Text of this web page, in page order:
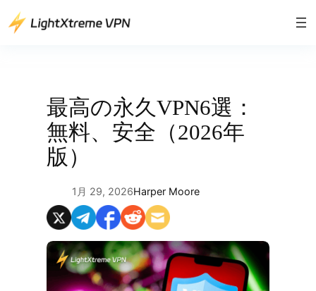
容
最高の永久VPN6選：
無料、安全（2026年
版）
1月 29, 2026Harper Moore